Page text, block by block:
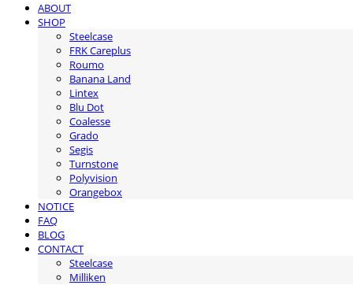
ABOUT
SHOP
Steelcase
FRK Careplus
Roumo
Banana Land
Lintex
Blu Dot
Coalesse
Grado
Segis
Turnstone
Polyvision
Orangebox
NOTICE
FAQ
BLOG
CONTACT
Steelcase
Milliken